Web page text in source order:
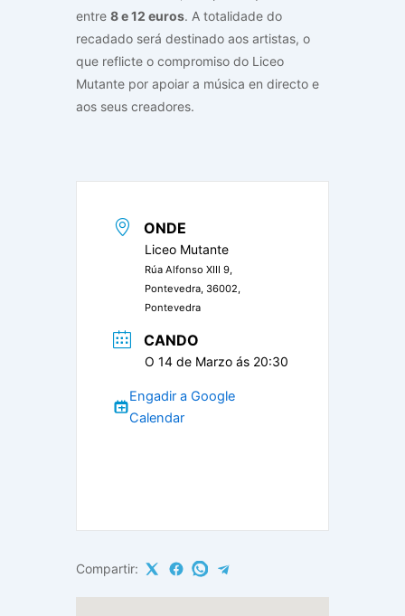
entre 8 e 12 euros. A totalidade do
recadado será destinado aos artistas, o
que reflicte o compromiso do Liceo
Mutante por apoiar a música en directo e
aos seus creadores.
ONDE
Liceo Mutante
Rúa Alfonso XIII 9,
Pontevedra, 36002,
Pontevedra
CANDO
O 14 de Marzo ás 20:30
Engadir a Google
Calendar
Compartir: